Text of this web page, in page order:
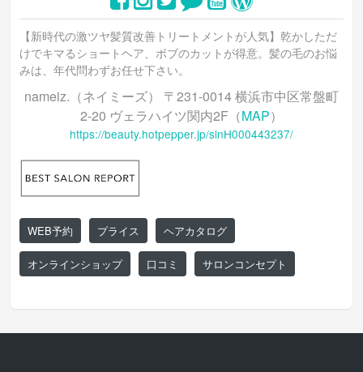
【新時代の激ツヤ髪質改善トリートメントが人気】乾かしただ
けでキマるショートヘア、ボブのカットが得意。髪の毛のお悩
みは、年代問わずお任せ下さい。
nameiz.（ネイミーズ） 〒231-0014 横浜市中区常盤町
2-20 ヴェラハイツ関内2F（MAP）
https://beauty.hotpepper.jp/slnH000443237/
WEB予約 プライス ヘアカタログ
オンラインショップ 口コミ サロンコンセプト